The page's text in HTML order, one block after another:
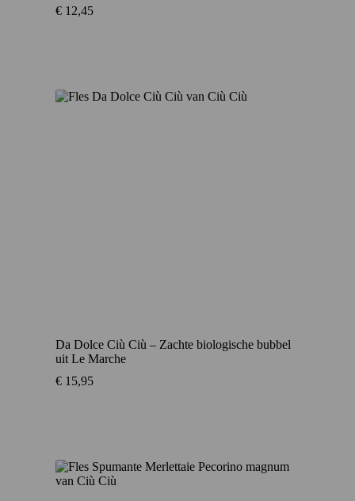
€ 12,45
Da Dolce Ciù Ciù – Zachte biologische bubbel
uit Le Marche
€ 15,95